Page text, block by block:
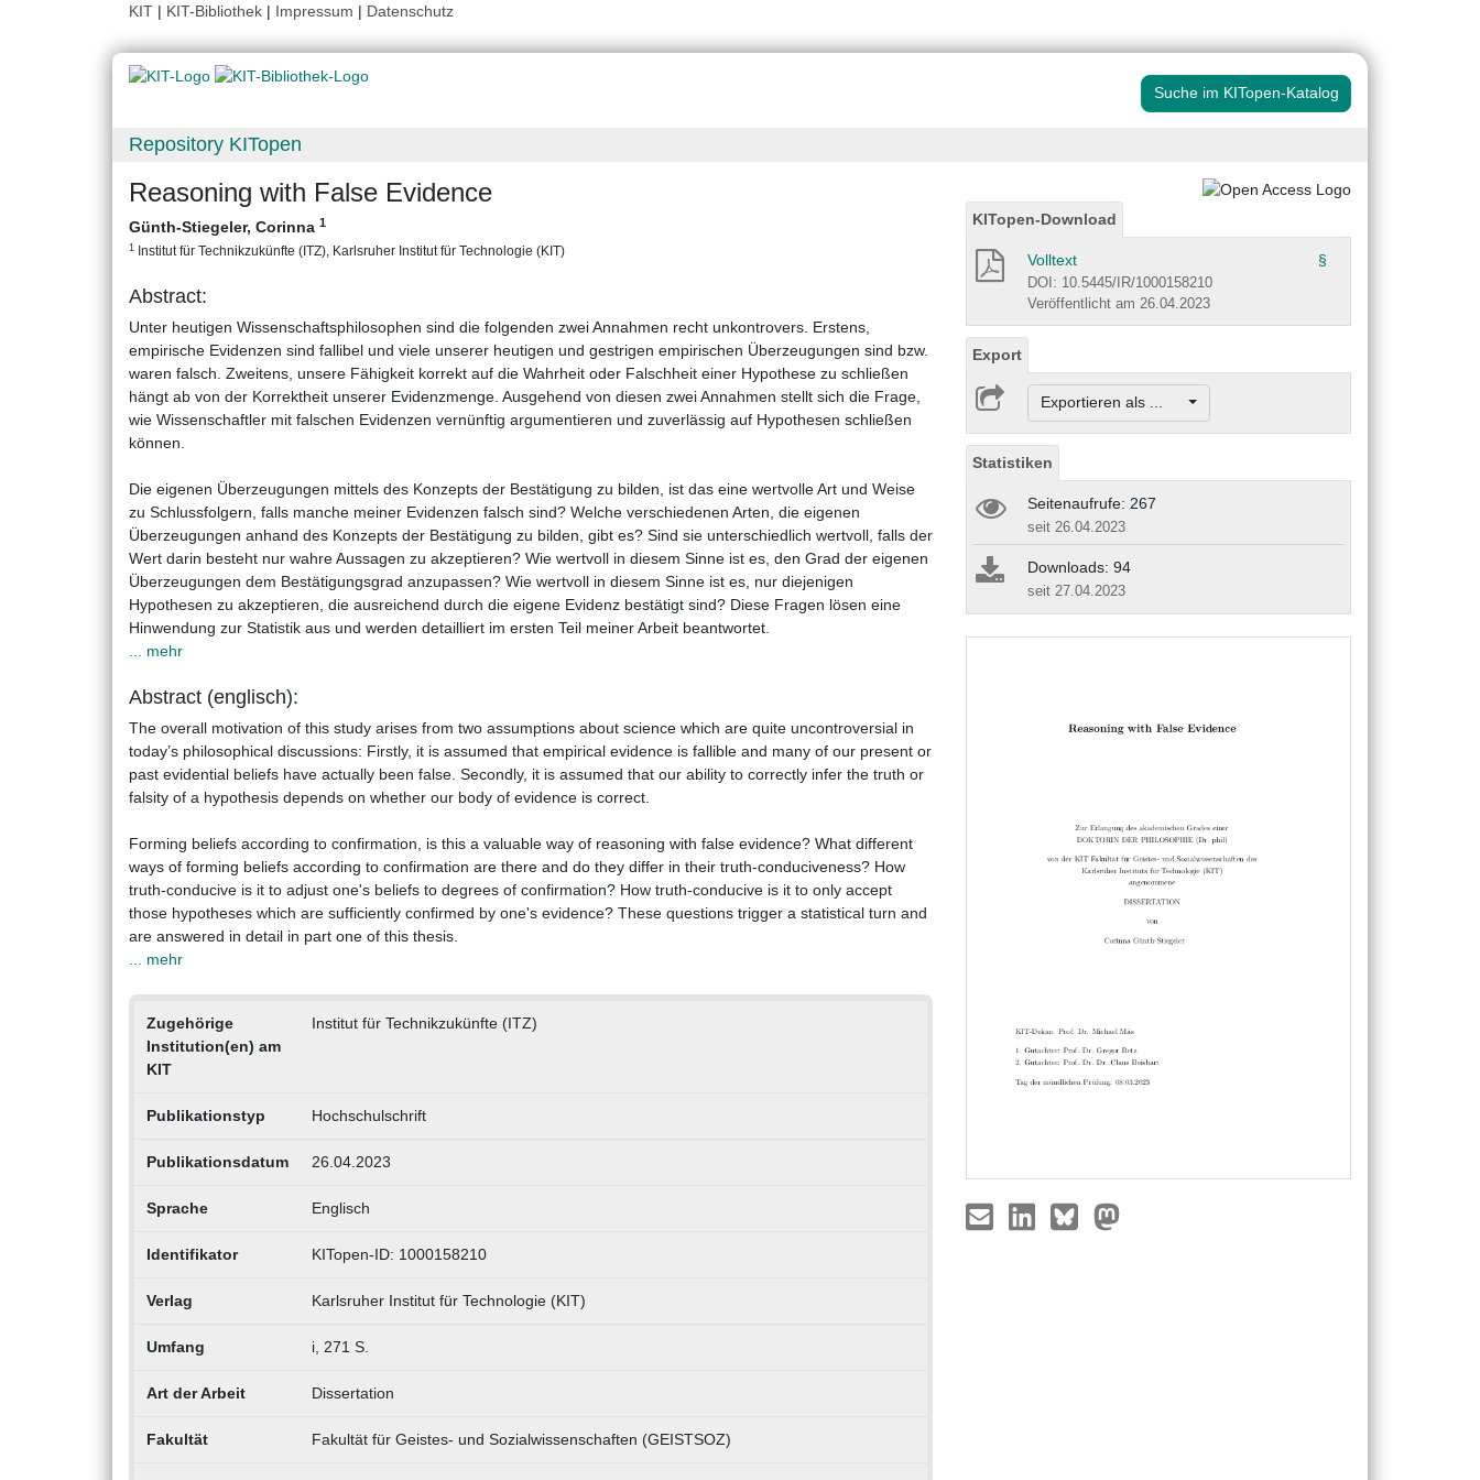
KIT | KIT-Bibliothek | Impressum | Datenschutz
Suche im KITopen-Katalog
Repository KITopen
Reasoning with False Evidence
Günth-Stiegeler, Corinna 1
1 Institut für Technikzukünfte (ITZ), Karlsruher Institut für Technologie (KIT)
Abstract:
Unter heutigen Wissenschaftsphilosophen sind die folgenden zwei Annahmen recht unkontrovers. Erstens,
empirische Evidenzen sind fallibel und viele unserer heutigen und gestrigen empirischen Überzeugungen sind bzw.
waren falsch. Zweitens, unsere Fähigkeit korrekt auf die Wahrheit oder Falschheit einer Hypothese zu schließen
hängt ab von der Korrektheit unserer Evidenzmenge. Ausgehend von diesen zwei Annahmen stellt sich die Frage,
wie Wissenschaftler mit falschen Evidenzen vernünftig argumentieren und zuverlässig auf Hypothesen schließen
können.
Die eigenen Überzeugungen mittels des Konzepts der Bestätigung zu bilden, ist das eine wertvolle Art und Weise
zu Schlussfolgern, falls manche meiner Evidenzen falsch sind? Welche verschiedenen Arten, die eigenen
Überzeugungen anhand des Konzepts der Bestätigung zu bilden, gibt es? Sind sie unterschiedlich wertvoll, falls der
Wert darin besteht nur wahre Aussagen zu akzeptieren? Wie wertvoll in diesem Sinne ist es, den Grad der eigenen
Überzeugungen dem Bestätigungsgrad anzupassen? Wie wertvoll in diesem Sinne ist es, nur diejenigen
Hypothesen zu akzeptieren, die ausreichend durch die eigene Evidenz bestätigt sind? Diese Fragen lösen eine
Hinwendung zur Statistik aus und werden detailliert im ersten Teil meiner Arbeit beantwortet.
... mehr
Abstract (englisch):
The overall motivation of this study arises from two assumptions about science which are quite uncontroversial in
today’s philosophical discussions: Firstly, it is assumed that empirical evidence is fallible and many of our present or
past evidential beliefs have actually been false. Secondly, it is assumed that our ability to correctly infer the truth or
falsity of a hypothesis depends on whether our body of evidence is correct.
Forming beliefs according to confirmation, is this a valuable way of reasoning with false evidence? What different
ways of forming beliefs according to confirmation are there and do they differ in their truth-conduciveness? How
truth-conducive is it to adjust one's beliefs to degrees of confirmation? How truth-conducive is it to only accept
those hypotheses which are sufficiently confirmed by one's evidence? These questions trigger a statistical turn and
are answered in detail in part one of this thesis.
... mehr
Zugehörige
Institution(en) am
KIT
Institut für Technikzukünfte (ITZ)
Publikationstyp Hochschulschrift
Publikationsdatum 26.04.2023
Sprache Englisch
Identifikator KITopen-ID: 1000158210
Verlag Karlsruher Institut für Technologie (KIT)
Umfang i, 271 S.
Art der Arbeit Dissertation
Fakultät Fakultät für Geistes- und Sozialwissenschaften (GEISTSOZ)
KITopen-Download
Volltext §
DOI: 10.5445/IR/1000158210
Veröffentlicht am 26.04.2023
Export
Exportieren als ...
Statistiken
Seitenaufrufe: 267
seit 26.04.2023
Downloads: 94
seit 27.04.2023